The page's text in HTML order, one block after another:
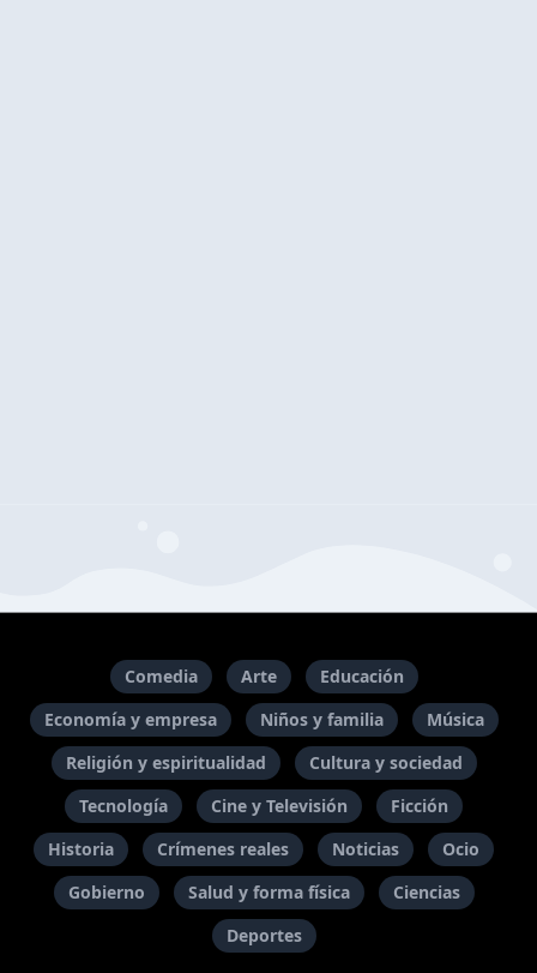
Comedia Arte
Educación
Economía y empresa
Niños y familia
Música
Religión y espiritualidad
Cultura y sociedad
Tecnología
Cine y Televisión
Ficción
Historia
Crímenes reales Noticias
Ocio
Gobierno
Salud y forma física
Ciencias
Deportes